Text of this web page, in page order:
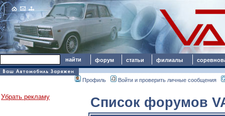
форум статьи филиалы
Профиль Войти и проверить личные сообщения
Убрать рекламу Список форумов